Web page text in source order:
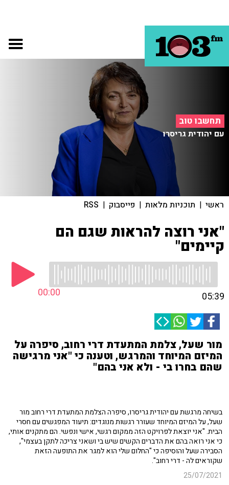
תחשבו טוב
עם יהודית גריסרו
ראשי | תוכניות מלאות | פייסבוק |
RSS
"אני רוצה להראות שגם הם
קיימים"
00:00 05:39
מור שעל, צלמת המתעדת דרי רחוב, סיפרה על
המיזם המיוחד והמרגש, וטענה כי "אני מרגישה
שהם בחרו בי - ולא אני בהם"
בשיחה מרגשת עם יהודית גריסרו, סיפרה הצלמת המתעדת דרי רחוב מור
שעל, על המיזם המיוחד שעורר רגשות מנוגדים: תיעוד המפגשים עם חסרי
הבית. "אני יוצאת לפרויקט הזה ממקום רגשי, אישי ונפשי. הם מתקנים אותי,
כי אני רואה בהם את הדברים הקשים שיש בי ושאני צריכה לתקן בעצמי",
הסבירה שעל והוסיפה כי "החלום שלי הוא למגר את התופעה הזאת
שקוראים לה - דרי רחוב".
25/07/2021